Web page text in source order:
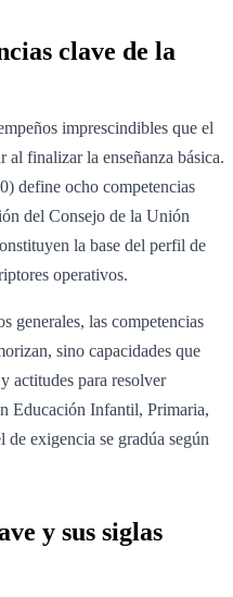
clave de la
imprescindibles que el
finalizar la enseñanza básica.
define ocho competencias
del Consejo de la Unión
la base del perfil de
operativos.
generales, las competencias
sino capacidades que
actitudes para resolver
Educación Infantil, Primaria,
exigencia se gradúa según
y sus siglas